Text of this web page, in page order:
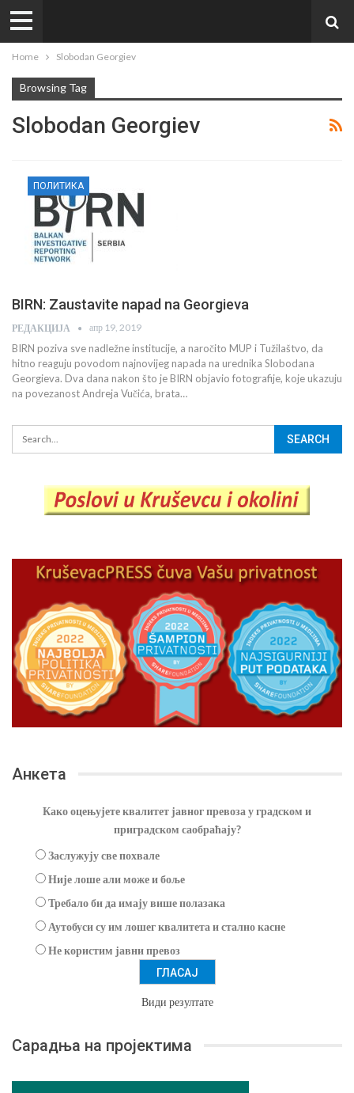
Home Slobodan Georgiev
Browsing Tag
Slobodan Georgiev
ПОЛИТИКА
BIRN: Zaustavite napad na Georgieva
РЕДАКЦИЈА апр 19, 2019
BIRN poziva sve nadležne institucije, a naročito MUP i Tužilaštvo, da
hitno reaguju povodom najnovijeg napada na urednika Slobodana
Georgieva. Dva dana nakon što je BIRN objavio fotografije, koje ukazuju
na povezanost Andreja Vučića, brata…
Анкета
Како оцењујете квалитет јавног превоза у градском и
приградском саобраћају?
Заслужују све похвале
Није лоше али може и боље
Требало би да имају више полазака
Аутобуси су им лошег квалитета и стално касне
Не користим јавни превоз
Види резултате
Сарадња на пројектима